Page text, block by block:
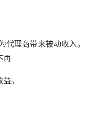
代理商带来被动收入。
再
。